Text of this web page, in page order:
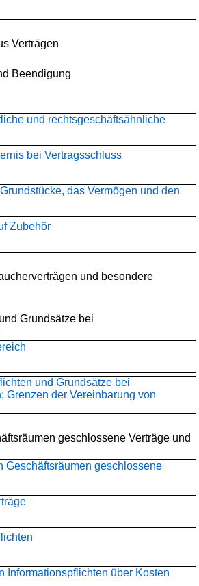
Verträgen
Beendigung
und rechtsgeschäftsähnliche
bei Vertragsschluss
das Vermögen und den
Zubehör
und besondere
Grundsätze bei
und Grundsätze bei
Grenzen der Vereinbarung von
geschlossene Verträge und
Geschäftsräumen geschlossene
Informationspflichten über Kosten